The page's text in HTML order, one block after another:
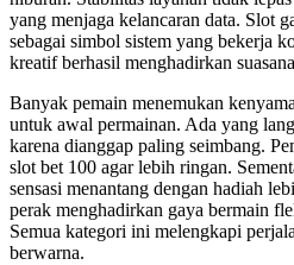
yang menjaga kelancaran data. Slot
sebagai simbol sistem yang bekerja
kreatif berhasil menghadirkan
Banyak pemain menemukan
untuk awal permainan. Ada yang
karena dianggap paling seimbang.
slot bet 100 agar lebih ringan.
sensasi menantang dengan hadiah
perak menghadirkan gaya bermain
Semua kategori ini melengkapi
berwarna.